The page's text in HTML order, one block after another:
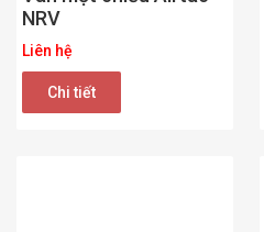
NRV
Liên hệ
Chi tiết